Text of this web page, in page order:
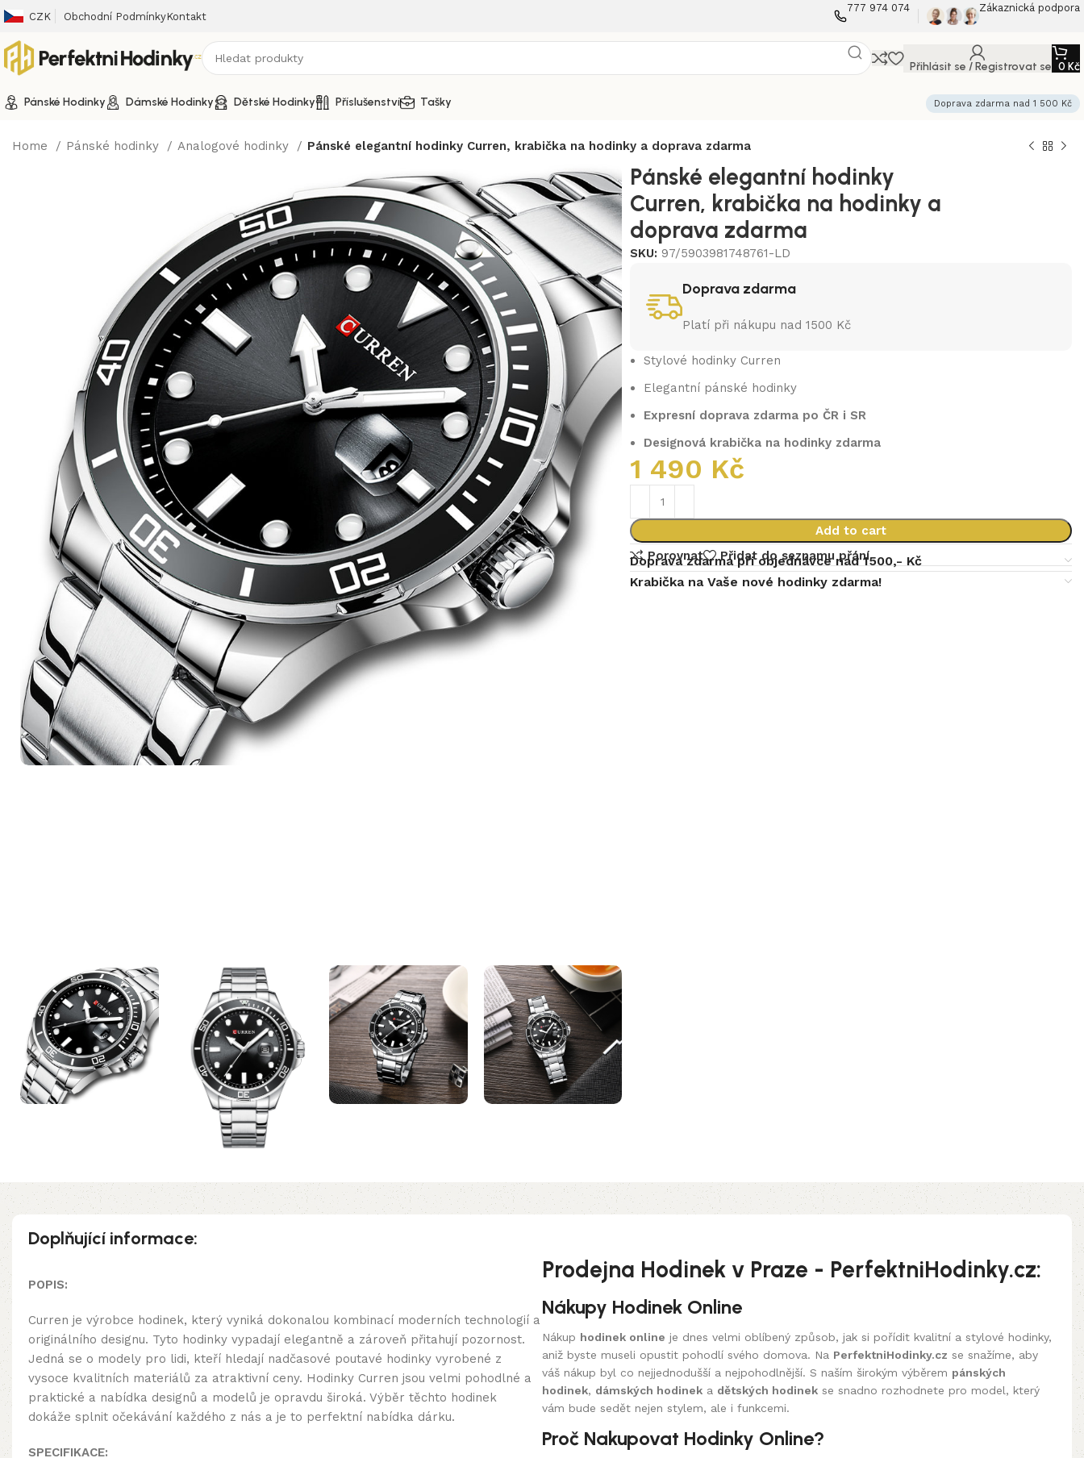
CZK Obchodní PodmínkyKontakt
777 974 074 Zákaznická podpora
Přihlásit se / Registrovat se 0 Kč
Pánské Hodinky Dámské Hodinky Dětské Hodinky Příslušenství Tašky Doprava zdarma nad 1 500 Kč
Home Pánské hodinky Analogové hodinky Pánské elegantní hodinky Curren, krabička na hodinky a doprava zdarma
Pánské elegantní hodinky
Curren, krabička na hodinky a
doprava zdarma
SKU: 97/5903981748761-LD
Doprava zdarma
Platí při nákupu nad 1500 Kč
Stylové hodinky Curren
Elegantní pánské hodinky
Expresní doprava zdarma po ČR i SR
Designová krabička na hodinky zdarma
1 490 Kč
Add to cart
Porovnat
Přidat do seznamu přání
Doprava zdarma při objednávce nad 1500,- Kč
Krabička na Vaše nové hodinky zdarma!
Doplňující informace:
POPIS:
Curren je výrobce hodinek, který vyniká dokonalou kombinací moderních technologií a
originálního designu. Tyto hodinky vypadají elegantně a zároveň přitahují pozornost.
Jedná se o modely pro lidi, kteří hledají nadčasové poutavé hodinky vyrobené z
vysoce kvalitních materiálů za atraktivní ceny. Hodinky Curren jsou velmi pohodlné a
praktické a nabídka designů a modelů je opravdu široká. Výběr těchto hodinek
dokáže splnit očekávání každého z nás a je to perfektní nabídka dárku.
SPECIFIKACE:
Prodejna Hodinek v Praze - PerfektniHodinky.cz:
Nákupy Hodinek Online
Nákup hodinek online je dnes velmi oblíbený způsob, jak si pořídit kvalitní a stylové hodinky,
aniž byste museli opustit pohodlí svého domova. Na PerfektniHodinky.cz se snažíme, aby
váš nákup byl co nejjednodušší a nejpohodlnější. S naším širokým výběrem pánských
hodinek, dámských hodinek a dětských hodinek se snadno rozhodnete pro model, který
vám bude sedět nejen stylem, ale i funkcemi.
Proč Nakupovat Hodinky Online?